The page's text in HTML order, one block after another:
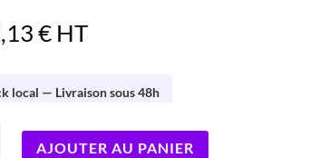
€ HT
local — Livraison sous 48h
AJOUTER AU PANIER